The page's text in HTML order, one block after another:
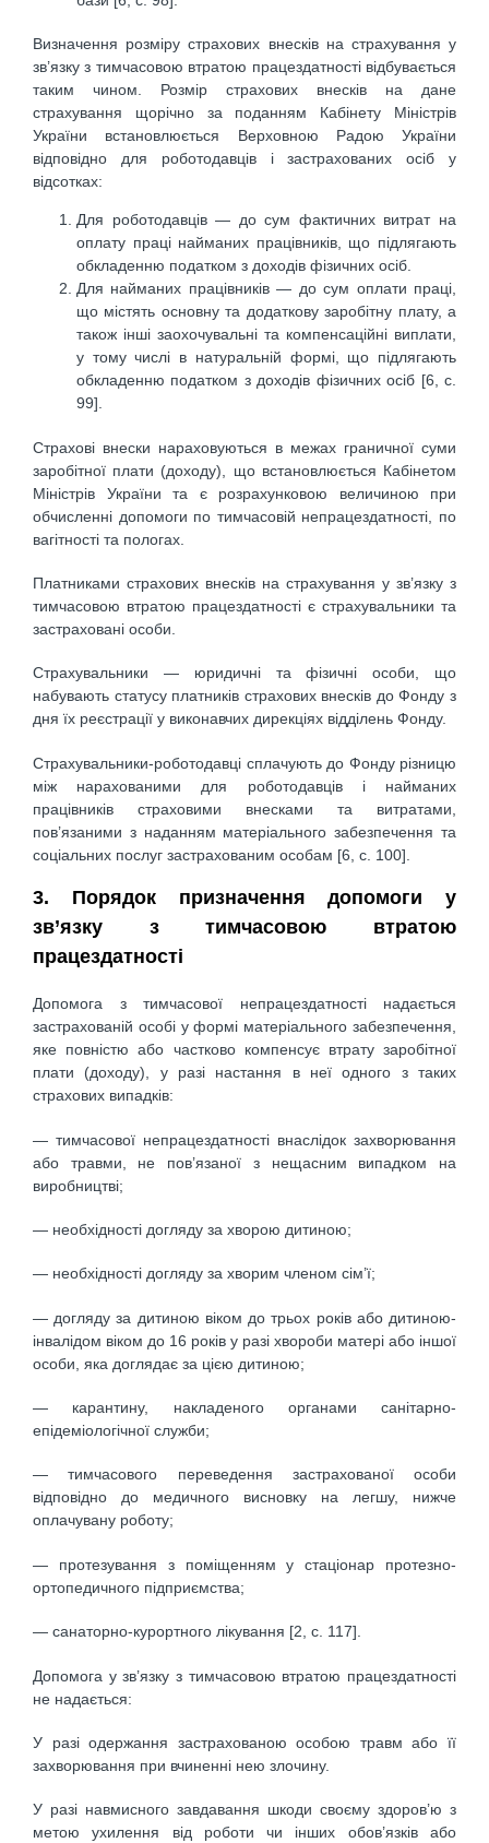
Визначення розміру страхових внесків на страхування у
зв’язку з тимчасовою втратою працездатності відбувається
таким чином. Розмір страхових внесків на дане
страхування щорічно за поданням Кабінету Міністрів
України встановлюється Верховною Радою України
відповідно для роботодавців і застрахованих осіб у
відсотках:
Для роботодавців — до сум фактичних витрат на
оплату праці найманих працівників, що підлягають
обкладенню податком з доходів фізичних осіб.
Для найманих працівників — до сум оплати праці,
що містять основну та додаткову заробітну плату, а
також інші заохочувальні та компенсаційні виплати,
у тому числі в натуральній формі, що підлягають
обкладенню податком з доходів фізичних осіб [6, с.
99].
Страхові внески нараховуються в межах граничної суми
заробітної плати (доходу), що встановлюється Кабінетом
Міністрів України та є розрахунковою величиною при
обчисленні допомоги по тимчасовій непрацездатності, по
вагітності та пологах.
Платниками страхових внесків на страхування у зв’язку з
тимчасовою втратою працездатності є страхувальники та
застраховані особи.
Страхувальники — юридичні та фізичні особи, що
набувають статусу платників страхових внесків до Фонду з
дня їх реєстрації у виконавчих дирекціях відділень Фонду.
Страхувальники-роботодавці сплачують до Фонду різницю
між нарахованими для роботодавців і найманих
працівників страховими внесками та витратами,
пов’язаними з наданням матеріального забезпечення та
соціальних послуг застрахованим особам [6, с. 100].
3. Порядок призначення допомоги у
зв’язку з тимчасовою втратою
працездатності
Допомога з тимчасової непрацездатності надається
застрахованій особі у формі матеріального забезпечення,
яке повністю або частково компенсує втрату заробітної
плати (доходу), у разі настання в неї одного з таких
страхових випадків:
— тимчасової непрацездатності внаслідок захворювання
або травми, не пов’язаної з нещасним випадком на
виробництві;
— необхідності догляду за хворою дитиною;
— необхідності догляду за хворим членом сім’ї;
— догляду за дитиною віком до трьох років або дитиною-
інвалідом віком до 16 років у разі хвороби матері або іншої
особи, яка доглядає за цією дитиною;
— карантину, накладеного органами санітарно-
епідеміологічної служби;
— тимчасового переведення застрахованої особи
відповідно до медичного висновку на легшу, нижче
оплачувану роботу;
— протезування з поміщенням у стаціонар протезно-
ортопедичного підприємства;
— санаторно-курортного лікування [2, с. 117].
Допомога у зв’язку з тимчасовою втратою працездатності
не надається:
У разі одержання застрахованою особою травм або її
захворювання при вчиненні нею злочину.
У разі навмисного завдавання шкоди своєму здоров’ю з
метою ухилення від роботи чи інших обов’язків або